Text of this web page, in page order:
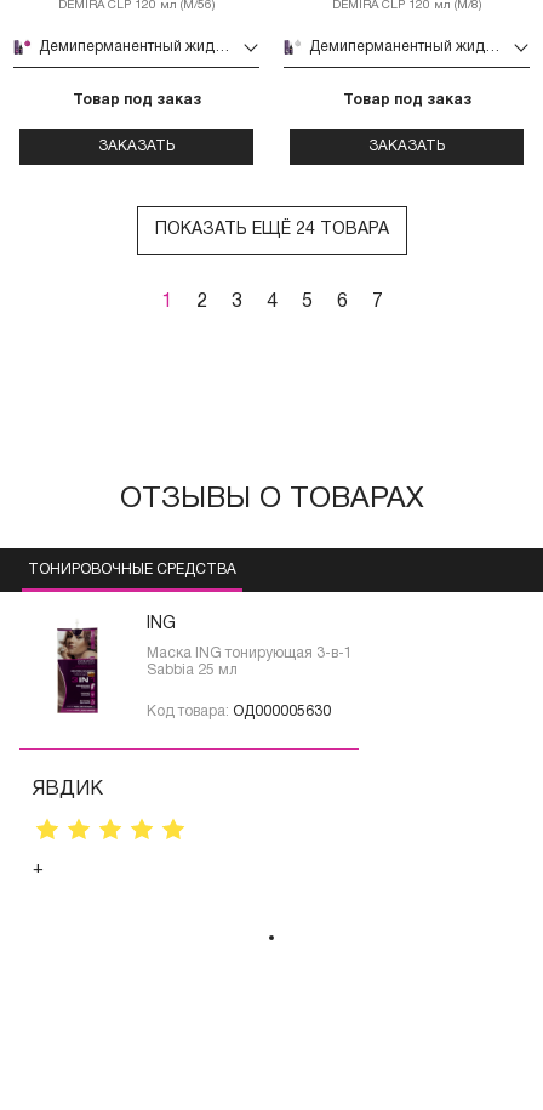
DEMIRA CLP 120 мл (М/56)
Демиперманентный жидкий гель-тинт DEMIRA CLP 120 мл (М/56)
Товар под заказ
ЗАКАЗАТЬ
DEMIRA CLP 120 мл (М/8)
Демиперманентный жидкий гель-тинт DEMIRA CLP 120 мл (М/8)
Товар под заказ
ЗАКАЗАТЬ
ПОКАЗАТЬ ЕЩЁ 24 ТОВАРА
1 2 3 4 5 6 7
ОТЗЫВЫ О ТОВАРАХ
ТОНИРОВОЧНЫЕ СРЕДСТВА
ING
Маска ING тонирующая 3-в-1
Sabbia 25 мл
Код товара: ОД000005630
ЯВДИК
+